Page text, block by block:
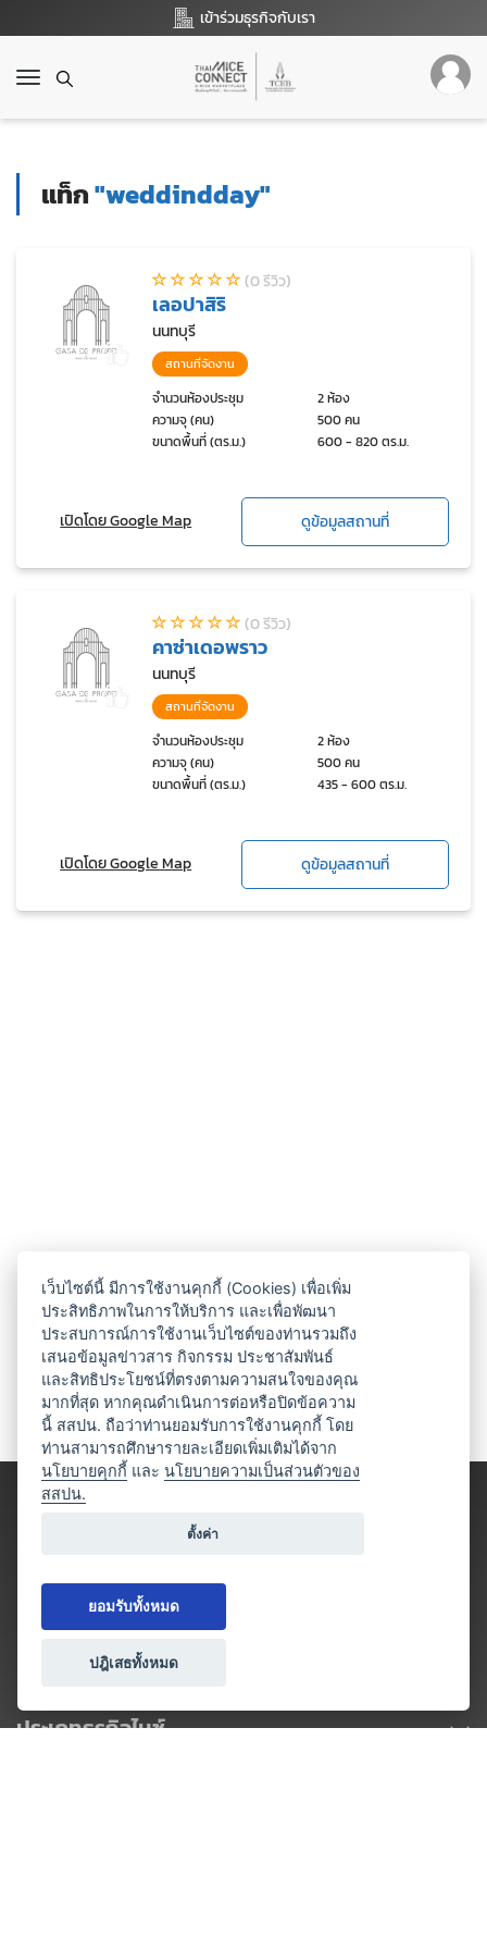
เข้าร่วมธุรกิจกับเรา
T
g
แท็ก"weddindday"
(0 รีวิว)
เลอปาสิริ
นนทบุรี
สถานที่จัดงาน
จำนวนห้องประชุม
2 ห้อง
ความจุ (คน)
500 คน
ขนาดพื้นที่ (ตร.ม.)
600 - 820 ตร.ม.
เปิดโดย Google Map ดูข้อมูลสถานที่
(0 รีวิว)
คาซ่าเดอพราว
นนทบุรี
สถานที่จัดงาน
จำนวนห้องประชุม
2 ห้อง
ความจุ (คน)
500 คน
ขนาดพื้นที่ (ตร.ม.)
435 - 600 ตร.ม.
เปิดโดย Google Map ดูข้อมูลสถานที่
ประเภทธุรกิจไมซ์
เว็บไซต์นี้ มีการใช้งานคุกกี้ (Cookies) เพื่อเพิ่ม
ประสิทธิภาพในการให้บริการ และเพื่อพัฒนา
ประสบการณ์การใช้งานเว็บไซต์ของท่านรวมถึง
เสนอข้อมูลข่าวสาร กิจกรรม ประชาสัมพันธ์
และสิทธิประโยชน์ที่ตรงตามความสนใจของคุณ
มากที่สุด หากคุณดำเนินการต่อหรือปิดข้อความ
นี้ สสปน. ถือว่าท่านยอมรับการใช้งานคุกกี้ โดย
ท่านสามารถศึกษารายละเอียดเพิ่มเติมได้จาก
นโยบายคุกกี้ และนโยบายความเป็นส่วนตัวของ
สสปน.
ตั้งค่า
ยอมรับทั้งหมด
ปฎิเสธทั้งหมด